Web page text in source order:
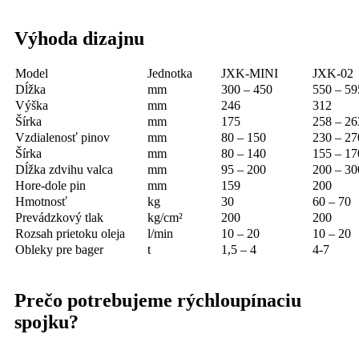
Výhoda dizajnu
Model Jednotka JXK-MINI
JXK-02
Dĺžka
mm 300 – 450
550 –
Výška
mm 246
312
Šírka
mm 175
258 –
Vzdialenosť pinov
mm 80 – 150
230 –
Šírka
mm 80 – 140
155 –
Dĺžka zdvihu valca
mm 95 – 200
200 –
Hore-dole pin
mm 159
200
Hmotnosť
kg 30
60 – 70
Prevádzkový tlak
kg/cm² 200
200
Rozsah prietoku oleja
l/min 10 – 20
10 – 20
Obleky pre bager
t 1,5 – 4 4-7
Prečo potrebujeme rýchloupínaciu
spojku?